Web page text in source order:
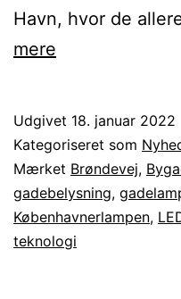
Havn, hvor de
mere
og
mere
CO2
venlig
Udgivet 18. januar 2022
Kategoriseret som
Mærket Brøndevej,
gadebelysning,
Københavnerlampen,
teknologi